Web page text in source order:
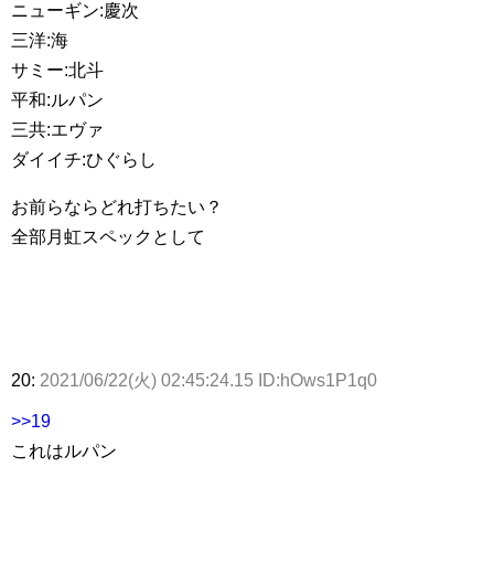
ニューギン:慶次
三洋:海
サミー:北斗
平和:ルパン
三共:エヴァ
ダイイチ:ひぐらし
お前らならどれ打ちたい？
全部月虹スペックとして
20: 2021/06/22(火) 02:45:24.15 ID:hOws1P1q0
>>19
これはルパン